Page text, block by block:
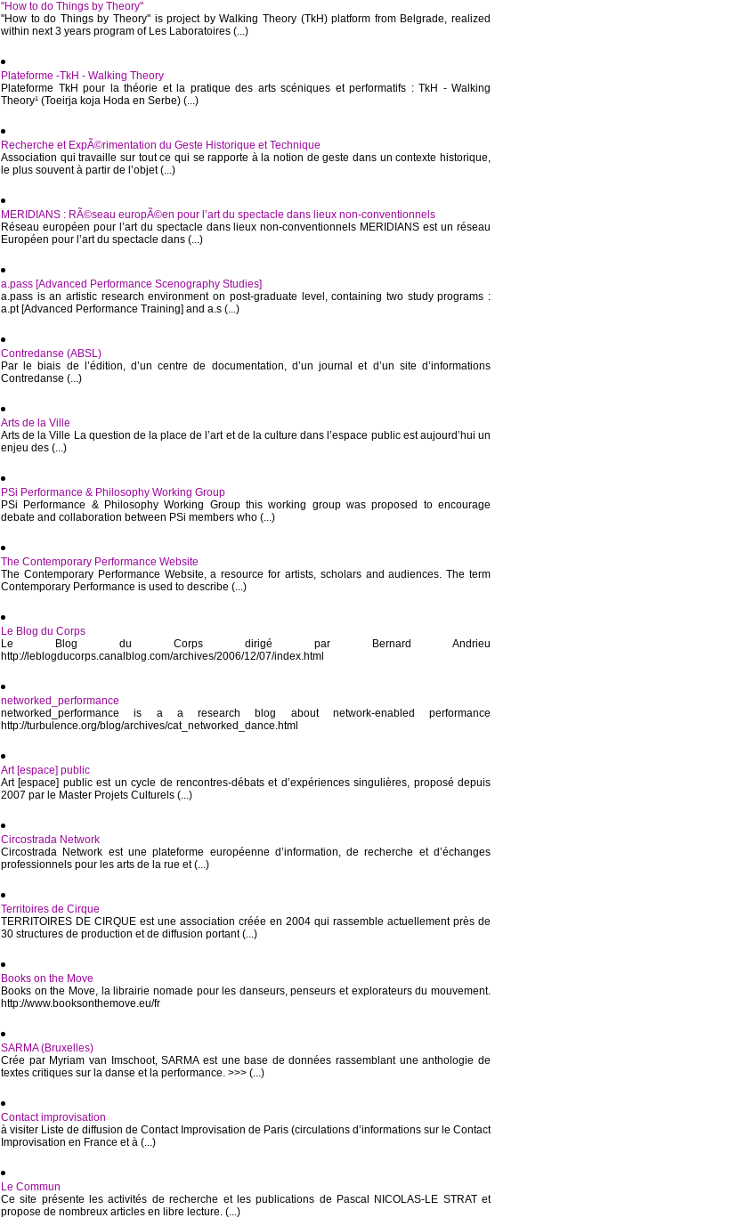
"How to do Things by Theory"
"How to do Things by Theory" is project by Walking Theory (TkH) platform from Belgrade, realized
within next 3 years program of Les Laboratoires (...)
Plateforme -TkH - Walking Theory
Plateforme TkH pour la théorie et la pratique des arts scéniques et performatifs : TkH - Walking
Theory¹ (Toeirja koja Hoda en Serbe) (...)
Recherche et ExpÃ©rimentation du Geste Historique et Technique
Association qui travaille sur tout ce qui se rapporte à la notion de geste dans un contexte historique,
le plus souvent à partir de l’objet (...)
MERIDIANS : RÃ©seau europÃ©en pour l’art du spectacle dans lieux non-conventionnels
Réseau européen pour l’art du spectacle dans lieux non-conventionnels MERIDIANS est un réseau
Européen pour l’art du spectacle dans (...)
a.pass [Advanced Performance Scenography Studies]
a.pass is an artistic research environment on post-graduate level, containing two study programs :
a.pt [Advanced Performance Training] and a.s (...)
Contredanse (ABSL)
Par le biais de l’édition, d’un centre de documentation, d’un journal et d’un site d’informations
Contredanse (...)
Arts de la Ville
Arts de la Ville La question de la place de l’art et de la culture dans l’espace public est aujourd’hui un
enjeu des (...)
PSi Performance & Philosophy Working Group
PSi Performance & Philosophy Working Group this working group was proposed to encourage
debate and collaboration between PSi members who (...)
The Contemporary Performance Website
The Contemporary Performance Website, a resource for artists, scholars and audiences. The term
Contemporary Performance is used to describe (...)
Le Blog du Corps
Le Blog du Corps dirigé par Bernard Andrieu
http://leblogducorps.canalblog.com/archives/2006/12/07/index.html
networked_performance
networked_performance is a a research blog about network-enabled performance
http://turbulence.org/blog/archives/cat_networked_dance.html
Art [espace] public
Art [espace] public est un cycle de rencontres-débats et d’expériences singulières, proposé depuis
2007 par le Master Projets Culturels (...)
Circostrada Network
Circostrada Network est une plateforme européenne d’information, de recherche et d’échanges
professionnels pour les arts de la rue et (...)
Territoires de Cirque
TERRITOIRES DE CIRQUE est une association créée en 2004 qui rassemble actuellement près de
30 structures de production et de diffusion portant (...)
Books on the Move
Books on the Move, la librairie nomade pour les danseurs, penseurs et explorateurs du mouvement.
http://www.booksonthemove.eu/fr
SARMA (Bruxelles)
Crée par Myriam van Imschoot, SARMA est une base de données rassemblant une anthologie de
textes critiques sur la danse et la performance. >>> (...)
Contact improvisation
à visiter Liste de diffusion de Contact Improvisation de Paris (circulations d’informations sur le Contact
Improvisation en France et à (...)
Le Commun
Ce site présente les activités de recherche et les publications de Pascal NICOLAS-LE STRAT et
propose de nombreux articles en libre lecture. (...)